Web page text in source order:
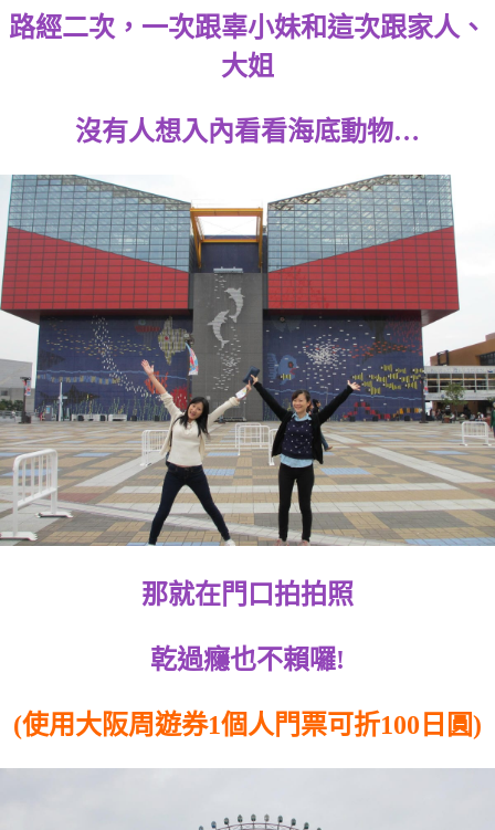
路經二次，一次跟辜小妹和這次跟家人、
大姐
沒有人想入內看看海底動物…
那就在門口拍拍照
乾過癮也不賴囉!
(使用大阪周遊券1個人門票可折100日圓)